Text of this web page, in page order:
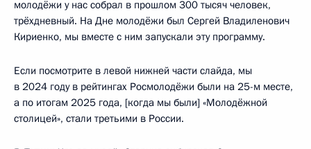
молодёжи у нас собрал в прошлом 300 тысяч человек,
трёхдневный. На Дне молодёжи был Сергей Владиленович
Кириенко, мы вместе с ним запускали эту программу.
Если посмотрите в левой нижней части слайда, мы
в 2024 году в рейтингах Росмолодёжи были на 25-м месте,
а по итогам 2025 года, [когда мы были] «Молодёжной
столицей», стали третьими в России.